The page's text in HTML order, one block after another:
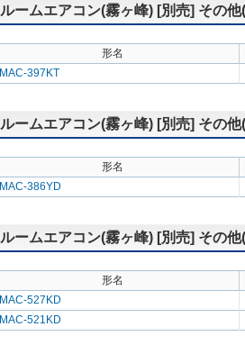
ルームエアコン(霧ヶ峰) [別売] その
形名
MAC-397KT
ルームエアコン(霧ヶ峰) [別売] その
形名
MAC-386YD
ルームエアコン(霧ヶ峰) [別売] その
形名
MAC-527KD
MAC-521KD